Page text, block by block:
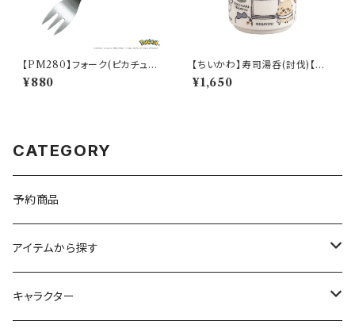
【PM280】フォーク(ピカチュウ)
【Daily Sketch】PM284-851
¥880
【ちいかわ】寿司湯呑(討伐)【CK
W50】CKW52-327
¥1,650
CATEGORY
予約商品
アイテムから探す
九谷焼
キャラクター